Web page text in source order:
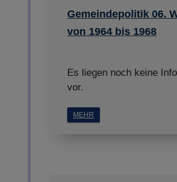
Gemeindepolitik 06.
von 1964 bis 1968
Es liegen noch keine
vor.
MEHR